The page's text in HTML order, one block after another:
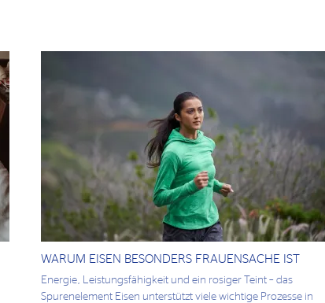
WARUM EISEN BESONDERS FRAUENSACHE IST
Energie, Leistungsfähigkeit und ein rosiger Teint – das
Spurenelement Eisen unterstützt viele wichtige Prozesse in